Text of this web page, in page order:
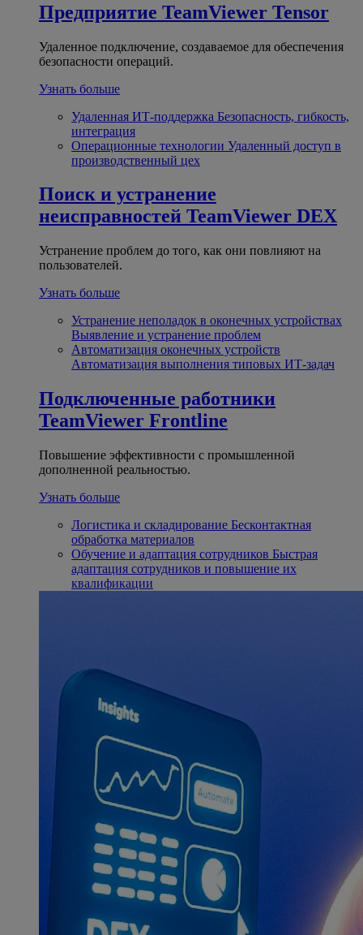
Предприятие TeamViewer Tensor
Удаленное подключение, создаваемое для обеспечения
безопасности операций.
Узнать больше
Удаленная ИТ-поддержка Безопасность, гибкость,
интеграция
Операционные технологии Удаленный доступ в
производственный цех
Поиск и устранение
неисправностей TeamViewer DEX
Устранение проблем до того, как они повлияют на
пользователей.
Узнать больше
Устранение неполадок в оконечных устройствах
Выявление и устранение проблем
Автоматизация оконечных устройств
Автоматизация выполнения типовых ИТ-задач
Подключенные работники
TeamViewer Frontline
Повышение эффективности с промышленной
дополненной реальностью.
Узнать больше
Логистика и складирование Бесконтактная
обработка материалов
Обучение и адаптация сотрудников Быстрая
адаптация сотрудников и повышение их
квалификации